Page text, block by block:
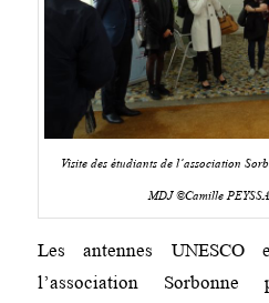
Visite des étudiants de l’association
MDJ ©Camille
Les antennes
l’association